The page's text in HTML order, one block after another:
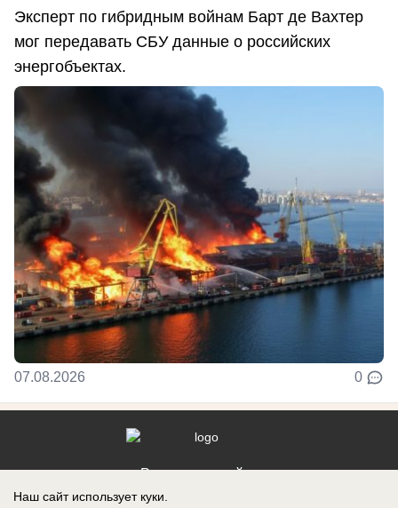
Эксперт по гибридным войнам Барт де Вахтер
мог передавать СБУ данные о российских
энергобъектах.
07.08.2026 0
Реклама на сайте
Наш сайт использует куки.